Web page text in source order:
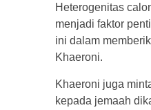
Heterogenitas
menjadi faktor
ini dalam
Khaeroni.
Khaeroni juga
kepada jemaah